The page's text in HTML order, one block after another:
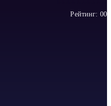
Рейтинг: 00